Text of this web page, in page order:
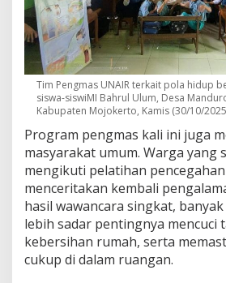
Tim Pengmas UNAIR terkait pola hidup
siswa-siswiMI Bahrul Ulum, Desa
Kabupaten Mojokerto, Kamis (30/10/
Program pengmas kali ini juga
masyarakat umum. Warga yang
mengikuti pelatihan
menceritakan kembali
hasil wawancara singkat,
lebih sadar pentingnya mencuci
kebersihan rumah, serta
cukup di dalam ruangan.